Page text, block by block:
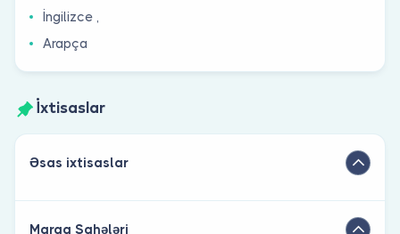
İngilizce ,
Arapça
İxtisaslar
Əsas ixtisaslar
Maraq Sahələri